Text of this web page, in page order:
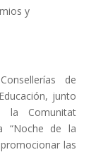
y
de
junto
la Comunitat
“Noche de la
las